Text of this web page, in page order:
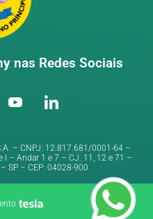
nas Redes Sociais
– CNPJ: 12.817.681/0001-64 –
I – Andar 1 e 7 – CJ. 11, 12 e 71 –
SP – CEP: 04028-900